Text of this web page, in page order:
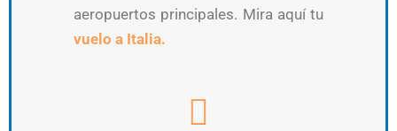
aeropuertos principales. Mira aquí tu
vuelo a Italia.